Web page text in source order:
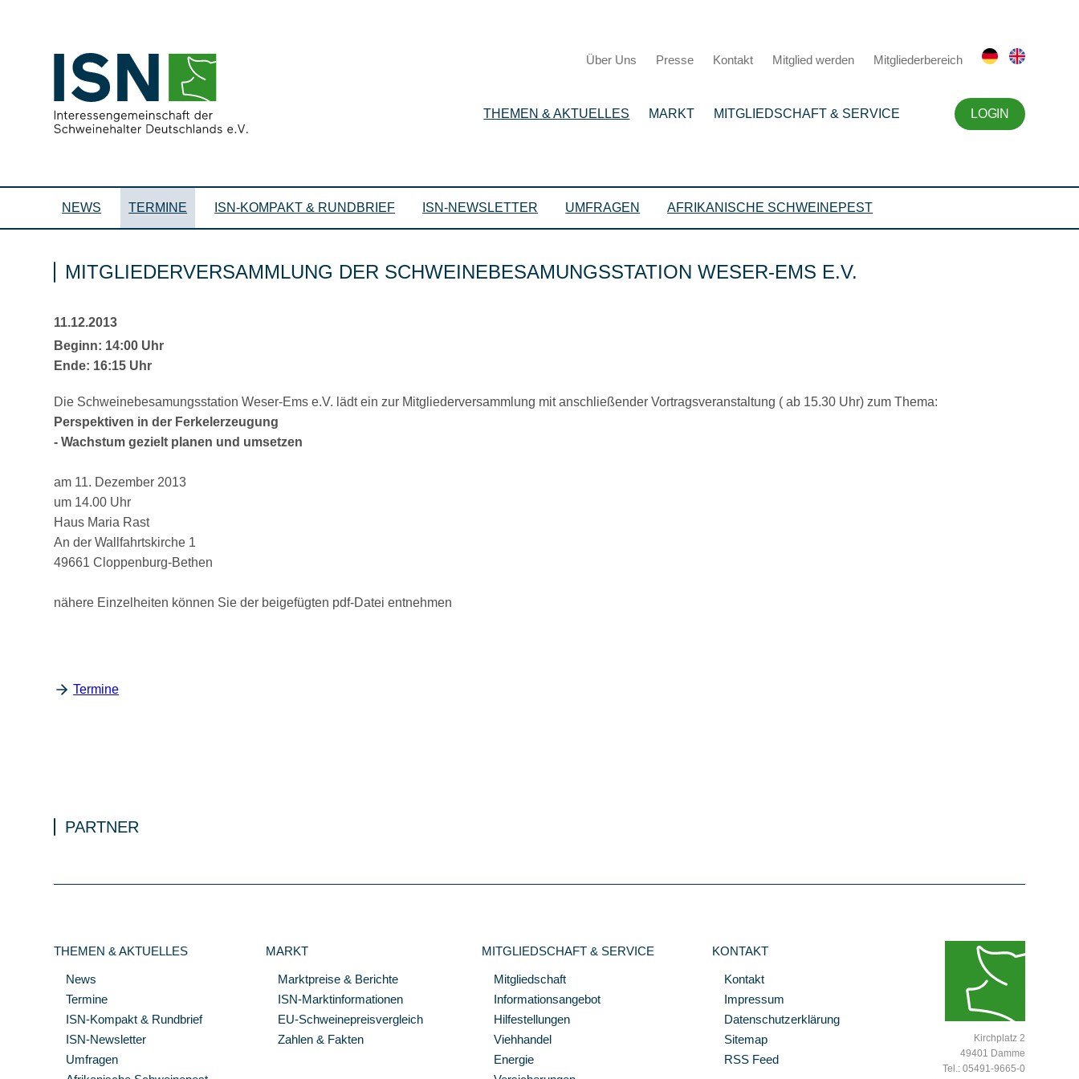
Über Uns Presse Kontakt Mitglied werden Mitgliederbereich
THEMEN & AKTUELLES MARKT MITGLIEDSCHAFT & SERVICE LOGIN
NEWS TERMINE ISN-KOMPAKT & RUNDBRIEF ISN-NEWSLETTER UMFRAGEN AFRIKANISCHE SCHWEINEPEST
MITGLIEDERVERSAMMLUNG DER SCHWEINEBESAMUNGSSTATION WESER-EMS E.V.
11.12.2013
Beginn: 14:00 Uhr
Ende: 16:15 Uhr
Die Schweinebesamungsstation Weser-Ems e.V. lädt ein zur Mitgliederversammlung mit anschließender Vortragsveranstaltung ( ab 15.30 Uhr) zum Thema:
Perspektiven in der Ferkelerzeugung
- Wachstum gezielt planen und umsetzen
am 11. Dezember 2013
um 14.00 Uhr
Haus Maria Rast
An der Wallfahrtskirche 1
49661 Cloppenburg-Bethen
nähere Einzelheiten können Sie der beigefügten pdf-Datei entnehmen
Termine
PARTNER
THEMEN & AKTUELLES
News
Termine
ISN-Kompakt & Rundbrief
ISN-Newsletter
Umfragen
MARKT
Marktpreise & Berichte
ISN-Marktinformationen
EU-Schweinepreisvergleich
Zahlen & Fakten
MITGLIEDSCHAFT & SERVICE
Mitgliedschaft
Informationsangebot
Hilfestellungen
Viehhandel
Energie
KONTAKT
Kontakt
Impressum
Datenschutzerklärung
Sitemap
RSS Feed
Kirchplatz 2
49401 Damme
Tel.: 05491-9665-0